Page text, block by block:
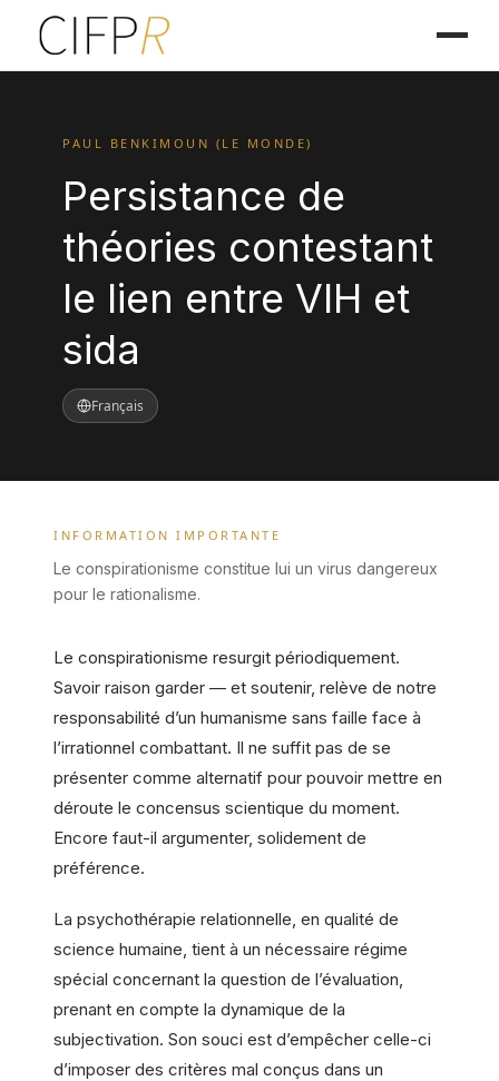
PAUL BENKIMOUN (LE MONDE)
Persistance de
théories contestant
le lien entre VIH et
sida
Français
INFORMATION IMPORTANTE
Le conspirationisme constitue lui un virus dangereux
pour le rationalisme.
Le conspirationisme resurgit périodiquement.
Savoir raison garder — et soutenir, relève de notre
responsabilité d’un humanisme sans faille face à
l’irrationnel combattant. Il ne suffit pas de se
présenter comme alternatif pour pouvoir mettre en
déroute le concensus scientique du moment.
Encore faut-il argumenter, solidement de
préférence.
La psychothérapie relationnelle, en qualité de
science humaine, tient à un nécessaire régime
spécial concernant la question de l’évaluation,
prenant en compte la dynamique de la
subjectivation. Son souci est d’empêcher celle-ci
d’imposer des critères mal conçus dans un